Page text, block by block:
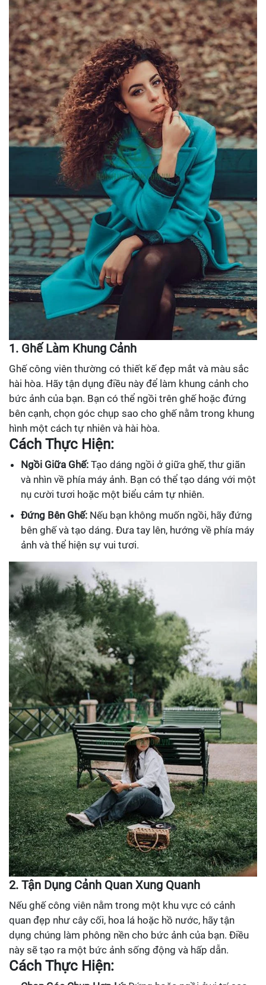
1. Ghế Làm Khung Cảnh
Ghế công viên thường có thiết kế đẹp mắt và màu sắc
hài hòa. Hãy tận dụng điều này để làm khung cảnh cho
bức ảnh của bạn. Bạn có thể ngồi trên ghế hoặc đứng
bên cạnh, chọn góc chụp sao cho ghế nằm trong khung
hình một cách tự nhiên và hài hòa.
Cách Thực Hiện:
Ngồi Giữa Ghế: Tạo dáng ngồi ở giữa ghế, thư giãn
và nhìn về phía máy ảnh. Bạn có thể tạo dáng với một
nụ cười tươi hoặc một biểu cảm tự nhiên.
Đứng Bên Ghế: Nếu bạn không muốn ngồi, hãy đứng
bên ghế và tạo dáng. Đưa tay lên, hướng về phía máy
ảnh và thể hiện sự vui tươi.
2. Tận Dụng Cảnh Quan Xung Quanh
Nếu ghế công viên nằm trong một khu vực có cảnh
quan đẹp như cây cối, hoa lá hoặc hồ nước, hãy tận
dụng chúng làm phông nền cho bức ảnh của bạn. Điều
này sẽ tạo ra một bức ảnh sống động và hấp dẫn.
Cách Thực Hiện: